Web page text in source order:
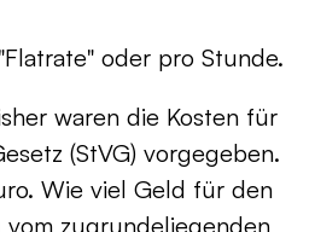
oder pro Stunde.
waren die Kosten für
(StVG) vorgegeben.
Wie viel Geld für den
zugrundeliegenden